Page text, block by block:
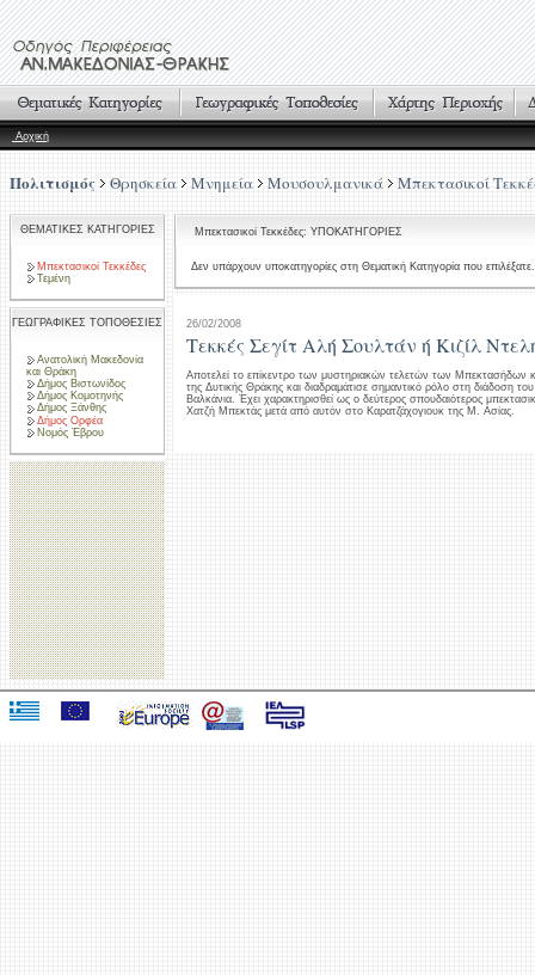
Αρχική
Πολιτισμός Θρησκεία Μνημεία Μουσουλμανικά Μπεκτασικοί
ΘΕΜΑΤΙΚΕΣ ΚΑΤΗΓΟΡΙΕΣ
Μπεκτασικοί Τεκκέδες
Τεμένη
ΓΕΩΓΡΑΦΙΚΕΣ ΤΟΠΟΘΕΣΙΕΣ
Ανατολική Μακεδονία
και Θράκη
Δήμος Βιστωνίδος
Δήμος Κομοτηνής
Δήμος Ξάνθης
Δήμος Ορφέα
Νομός Έβρου
Μπεκτασικοί Τεκκέδες: ΥΠΟΚΑΤΗΓΟΡΙΕΣ
Δεν υπάρχουν υποκατηγορίες στη Θεματική Κατηγορία που επιλέξατε.
26/02/2008
Τεκκές Σεγίτ Αλή Σουλτάν ή Κιζίλ
Αποτελεί το επίκεντρο των μυστηριακών τελετών των Μπεκτασήδων
της Δυτικής Θράκης και διαδραμάτισε σημαντικό ρόλο στη διάδοση
Βαλκάνια. Έχει χαρακτηρισθεί ως ο δεύτερος σπουδαιότερος
Χατζή Μπεκτάς μετά από αυτόν στο Καρατζάχογιουκ της Μ. Ασίας.